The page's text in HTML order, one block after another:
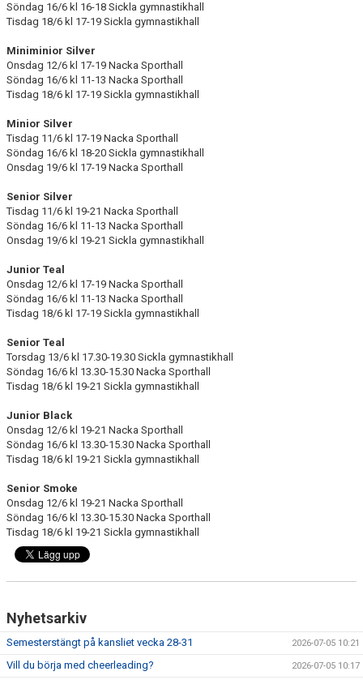
Söndag 16/6 kl 16-18 Sickla gymnastikhall
Tisdag 18/6 kl 17-19 Sickla gymnastikhall
Miniminior Silver
Onsdag 12/6 kl 17-19 Nacka Sporthall
Söndag 16/6 kl 11-13 Nacka Sporthall
Tisdag 18/6 kl 17-19 Sickla gymnastikhall
Minior Silver
Tisdag 11/6 kl 17-19 Nacka Sporthall
Söndag 16/6 kl 18-20 Sickla gymnastikhall
Onsdag 19/6 kl 17-19 Nacka Sporthall
Senior Silver
Tisdag 11/6 kl 19-21 Nacka Sporthall
Söndag 16/6 kl 11-13 Nacka Sporthall
Onsdag 19/6 kl 19-21 Sickla gymnastikhall
Junior Teal
Onsdag 12/6 kl 17-19 Nacka Sporthall
Söndag 16/6 kl 11-13 Nacka Sporthall
Tisdag 18/6 kl 17-19 Sickla gymnastikhall
Senior Teal
Torsdag 13/6 kl 17.30-19.30 Sickla gymnastikhall
Söndag 16/6 kl 13.30-15.30 Nacka Sporthall
Tisdag 18/6 kl 19-21 Sickla gymnastikhall
Junior Black
Onsdag 12/6 kl 19-21 Nacka Sporthall
Söndag 16/6 kl 13.30-15.30 Nacka Sporthall
Tisdag 18/6 kl 19-21 Sickla gymnastikhall
Senior Smoke
Onsdag 12/6 kl 19-21 Nacka Sporthall
Söndag 16/6 kl 13.30-15.30 Nacka Sporthall
Tisdag 18/6 kl 19-21 Sickla gymnastikhall
Nyhetsarkiv
Semesterstängt på kansliet vecka 28-31 2026-07-05 10:21
Vill du börja med cheerleading? 2026-07-05 10:17